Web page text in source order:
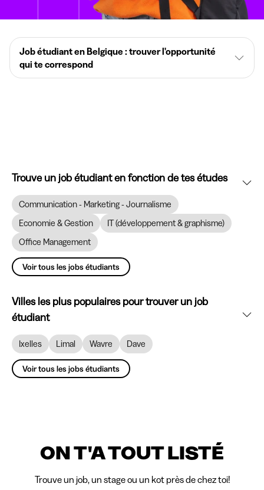
Job étudiant en Belgique : trouver l'opportunité
qui te correspond
Trouve un job étudiant en fonction de tes études
Communication - Marketing - Journalisme
Economie & Gestion
IT (développement & graphisme)
Office Management
Voir tous les jobs étudiants
Villes les plus populaires pour trouver un job
étudiant
Ixelles Limal Wavre Dave
Voir tous les jobs étudiants
ON T'A TOUT LISTÉ
Trouve un job, un stage ou un kot près de chez toi!